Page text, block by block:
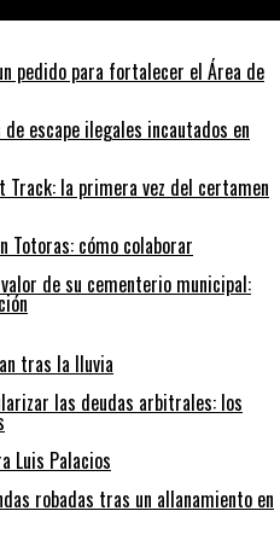
pedido para fortalecer el Área de
escape ilegales incautados en
la primera vez del certamen
Totoras: cómo colaborar
de su cementerio municipal:
tras la lluvia
las deudas arbitrales: los
Luis Palacios
robadas tras un allanamiento en